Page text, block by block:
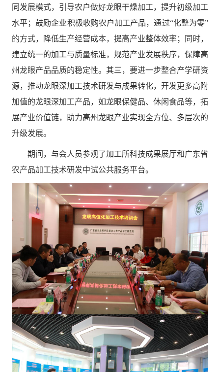
同发展模式，引导农户做好龙眼干燥加工，提升初级加工
水平；鼓励企业积极收购农户加工产品，通过“化整为零”
的方式，降低生产经营成本，提高产业整体效率；同时，
建立统一的加工与质量标准，规范产业发展秩序，保障高
州龙眼产品品质的稳定性。其三，要进一步整合产学研资
源，推动龙眼深加工技术研发与成果转化，开发更多高附
加值的龙眼深加工产品，如龙眼保健品、休闲食品等，拓
展产业价值链，助力高州龙眼产业实现全方位、多层次的
升级发展。
期间，与会人员参观了加工所科技成果展厅和广东省
农产品加工技术研发中试公共服务平台。